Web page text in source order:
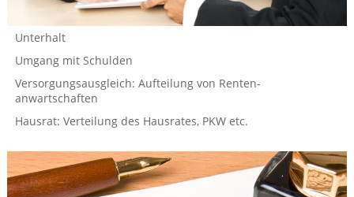
Unterhalt
Umgang mit Schulden
Versorgungsausgleich: Aufteilung von Renten­
anwartschaften
Hausrat: Verteilung des Hausrates, PKW etc.